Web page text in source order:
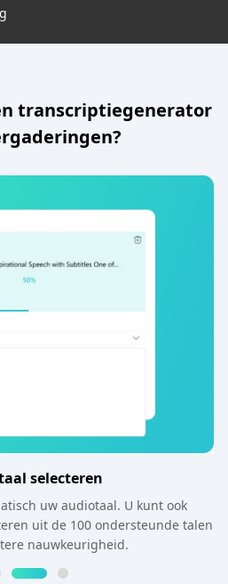
transcriptiegenerator
selecteren
uw audiotaal. U kunt ook
uit de 100 ondersteunde talen
nauwkeurigheid.